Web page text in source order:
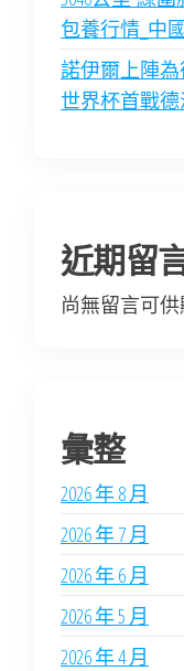
包養行情_中
諾伊爾上陣
世界杯首戰
近期留
尚無留言可供
彙整
2026 年 8 月
2026 年 7 月
2026 年 6 月
2026 年 5 月
2026 年 4 月